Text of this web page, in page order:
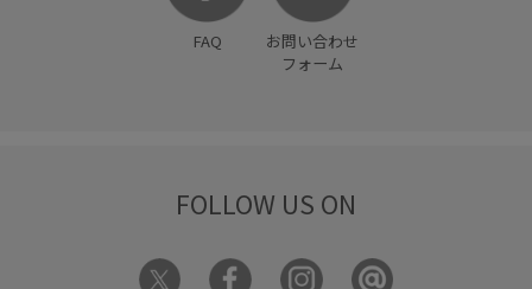
FAQ
お問い合わせ
フォーム
FOLLOW US ON